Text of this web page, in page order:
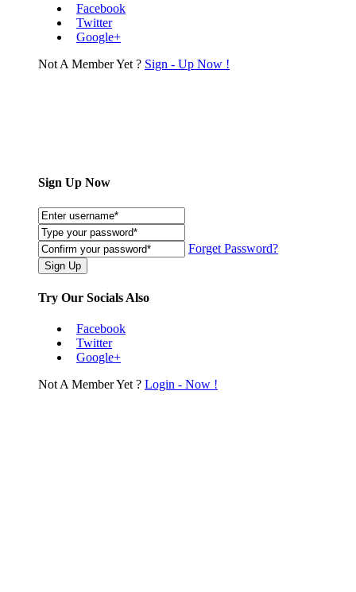
Facebook
Twitter
Google+
Not A Member Yet ? Sign - Up Now !
Sign Up Now
Forget Password?
Try Our Socials Also
Facebook
Twitter
Google+
Not A Member Yet ? Login - Now !